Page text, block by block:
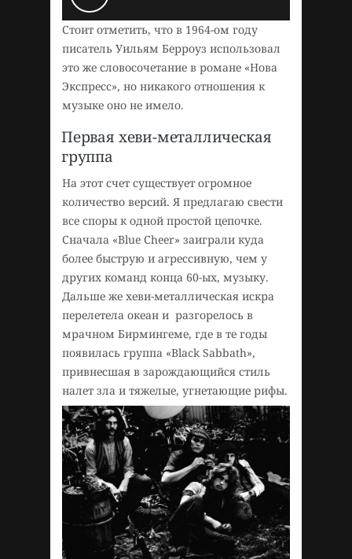
Стоит отметить, что в 1964-ом году
писатель Уильям Берроуз использовал
это же словосочетание в романе «Нова
Экспресс», но никакого отношения к
музыке оно не имело.
Первая хеви-металлическая
группа
На этот счет существует огромное
количество версий. Я предлагаю свести
все споры к одной простой цепочке.
Сначала «Blue Cheer» заиграли куда
более быструю и агрессивную, чем у
других команд конца 60-ых, музыку.
Дальше же хеви-металлическая искра
перелетела океан и разгорелось в
мрачном Бирмингеме, где в те годы
появилась группа «Black Sabbath»,
привнесшая в зарождающийся стиль
налет зла и тяжелые, угнетающие рифы.